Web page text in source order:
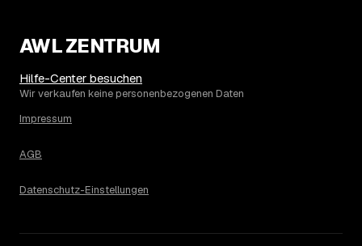
AWL ZENTRUM
Hilfe-Center besuchen
Wir verkaufen keine personenbezogenen Daten
Impressum
AGB
Datenschutz-Einstellungen